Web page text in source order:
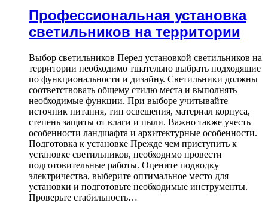
Профессиональная установка
светильников на территории
Выбор светильников Перед установкой светильников на
территории необходимо тщательно выбрать подходящие
по функциональности и дизайну. Светильники должны
соответствовать общему стилю места и выполнять
необходимые функции. При выборе учитывайте
источник питания, тип освещения, материал корпуса,
степень защиты от влаги и пыли. Важно также учесть
особенности ландшафта и архитектурные особенности.
Подготовка к установке Прежде чем приступить к
установке светильников, необходимо провести
подготовительные работы. Оцените подводку
электричества, выберите оптимальное место для
установки и подготовьте необходимые инструменты.
Проверьте стабильность…